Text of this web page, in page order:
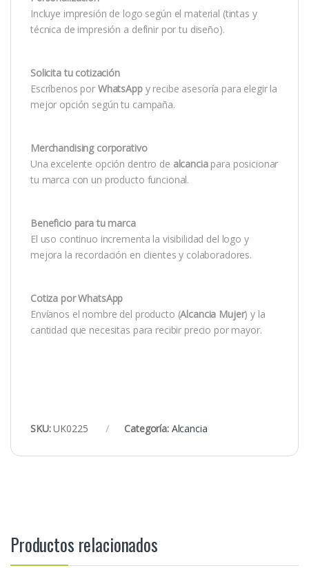
Incluye impresión de logo según el material (tintas y
técnica de impresión a definir por tu diseño).
Solicita tu cotización
Escríbenos por WhatsAppy recibe asesoría para elegir la
mejor opción según tu campaña.
Merchandising corporativo
Una excelente opción dentro de alcanciapara posicionar
tu marca con un producto funcional.
Beneficio para tu marca
El uso continuo incrementa la visibilidad del logo y
mejora la recordación en clientes y colaboradores.
Cotiza por WhatsApp
Envíanos el nombre del producto (Alcancia Mujer) y la
cantidad que necesitas para recibir precio por mayor.
SKU:UK0225 Categoría: Alcancia
Productos relacionados